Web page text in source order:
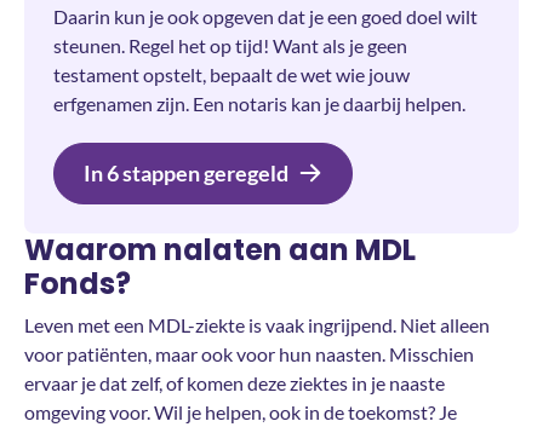
Daarin kun je ook opgeven dat je een goed doel wilt
steunen. Regel het op tijd! Want als je geen
testament opstelt, bepaalt de wet wie jouw
erfgenamen zijn. Een notaris kan je daarbij helpen.
In 6 stappen geregeld
Waarom nalaten aan MDL
Fonds?
Leven met een MDL-ziekte is vaak ingrijpend. Niet alleen
voor patiënten, maar ook voor hun naasten. Misschien
ervaar je dat zelf, of komen deze ziektes in je naaste
omgeving voor. Wil je helpen, ook in de toekomst? Je